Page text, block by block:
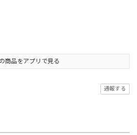
商品をアプリで見る
通報する